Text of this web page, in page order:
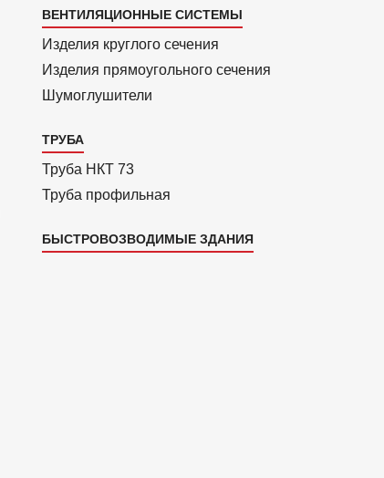
Каталог
4
ВЕНТИЛЯЦИОННЫЕ СИСТЕМЫ
Изделия круглого сечения
Изделия прямоуголь­ного сечения
Шумоглушители
ТРУБА
Труба НКТ 73
Труба профильная
БЫСТРОВОЗВОДИМЫЕ ЗДАНИЯ